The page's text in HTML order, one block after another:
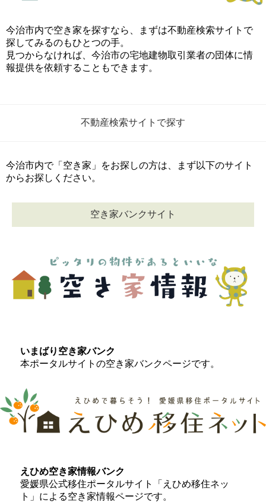
今治市内で空き家を探すなら、まずは不動産検索サイトで
探してみるのもひとつの手。
見つからなければ、今治市の宅地建物取引業者の団体に情
報提供を依頼することもできます。
不動産検索サイトで探す
今治市内で「空き家」をお探しの方は、まず以下のサイト
からお探しください。
空き家バンクサイト
いまばり空き家バンク
本ポータルサイトの空き家バンクページです。
えひめ空き家情報バンク
愛媛県公式移住ポータルサイト「えひめ移住ネッ
ト」による空き家情報ページです。